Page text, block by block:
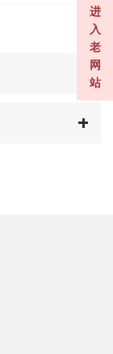
进
入
老
网
站